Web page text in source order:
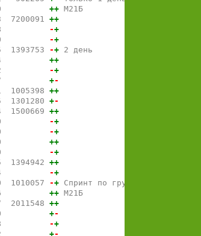
1990 ++ М21Б
++
1988 -+
1990 -+
-+ 2 день
1994 ++
1972 -+
1987 +-
++
1301280 +-
++
1990 -+
1990 -+
1980 ++
1990 -+
++
1964 -+
-+ Спринт по группе М50
1986 ++ М21Б
++
1990 +-
1988 -+
1982 +-